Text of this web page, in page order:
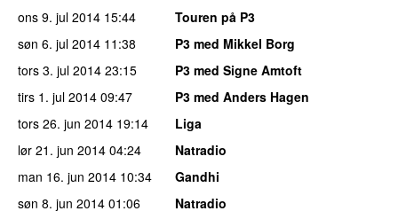
ons 9. jul 2014 15:44
Touren på P3
søn 6. jul 2014 11:38
P3 med Mikkel Borg
tors 3. jul 2014 23:15
P3 med Signe Amtoft
tirs 1. jul 2014 09:47
P3 med Anders Hagen
tors 26. jun 2014 19:14
Liga
lør 21. jun 2014 04:24
Natradio
man 16. jun 2014 10:34
Gandhi
søn 8. jun 2014 01:06
Natradio